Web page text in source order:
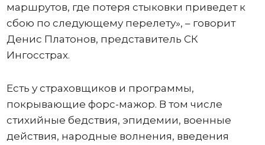
маршрутов, где потеря стыковки приведет к
сбою по следующему перелету», – говорит
Денис Платонов, представитель СК
Ингосстрах.
Есть у страховщиков и программы,
покрывающие форс-мажор. В том числе
стихийные бедствия, эпидемии, военные
действия, народные волнения, введения